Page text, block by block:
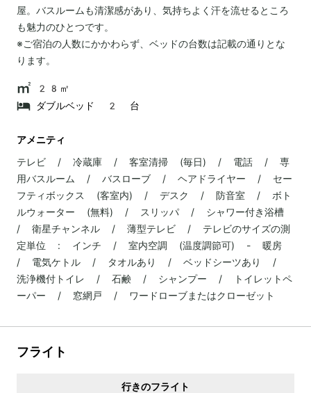
屋。バスルームも清潔感があり、気持ちよく汗を流せるところ
も魅力のひとつです。
※ご宿泊の人数にかかわらず、ベッドの台数は記載の通りとな
ります。
28㎡
ダブルベッド 2 台
アメニティ
テレビ / 冷蔵庫 / 客室清掃 (毎日) / 電話 / 専
用バスルーム / バスローブ / ヘアドライヤー / セー
フティボックス (客室内) / デスク / 防音室 / ボト
ルウォーター (無料) / スリッパ / シャワー付き浴槽
/ 衛星チャンネル / 薄型テレビ / テレビのサイズの測
定単位 : インチ / 室内空調 (温度調節可) - 暖房
/ 電気ケトル / タオルあり / ベッドシーツあり /
洗浄機付トイレ / 石鹸 / シャンプー / トイレットペ
ーパー / 窓網戸 / ワードローブまたはクローゼット
フライト
行きのフライト